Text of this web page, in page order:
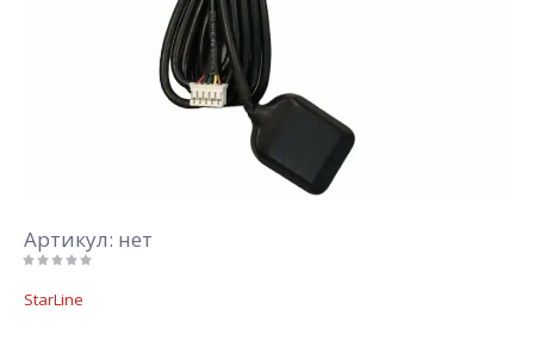
Артикул: нет
StarLine